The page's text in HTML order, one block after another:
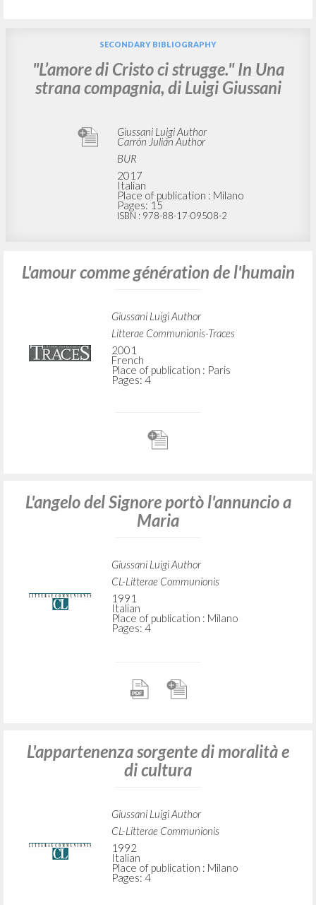
SECONDARY BIBLIOGRAPHY
"L’amore di Cristo ci strugge." In Una
strana compagnia, di Luigi Giussani
Giussani Luigi Author
Carrón Julián Author
BUR
2017
Italian
Place of publication : Milano
Pages: 15
ISBN : 978-88-17-09508-2
L'amour comme génération de l'humain
Giussani Luigi Author
Litterae Communionis-Traces
2001
French
Place of publication : Paris
Pages: 4
L'angelo del Signore portò l'annuncio a
Maria
Giussani Luigi Author
CL-Litterae Communionis
1991
Italian
Place of publication : Milano
Pages: 4
L'appartenenza sorgente di moralità e
di cultura
Giussani Luigi Author
CL-Litterae Communionis
1992
Italian
Place of publication : Milano
Pages: 4